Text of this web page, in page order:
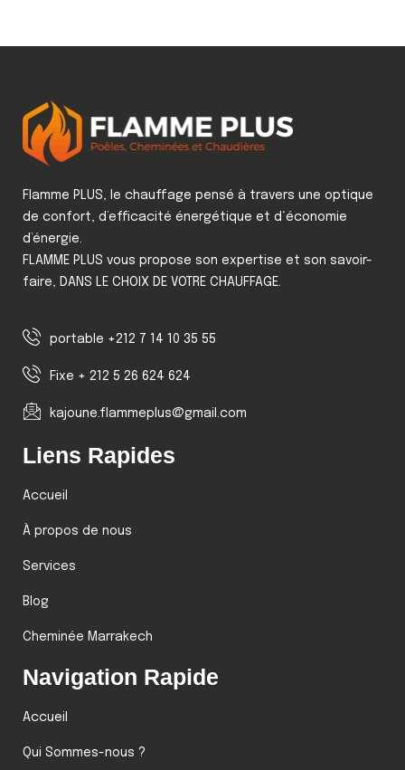
Flamme PLUS, le chauffage pensé à travers une optique
de confort, d’efficacité énergétique et d‘économie
d’énergie.
FLAMME PLUS vous propose son expertise et son savoir-
faire, DANS LE CHOIX DE VOTRE CHAUFFAGE.
portable +212 7 14 10 35 55
Fixe + 212 5 26 624 624
kajoune.flammeplus@gmail.com
Liens Rapides
Accueil
À propos de nous
Services
Blog
Cheminée Marrakech
Navigation Rapide
Accueil
Qui Sommes-nous ?